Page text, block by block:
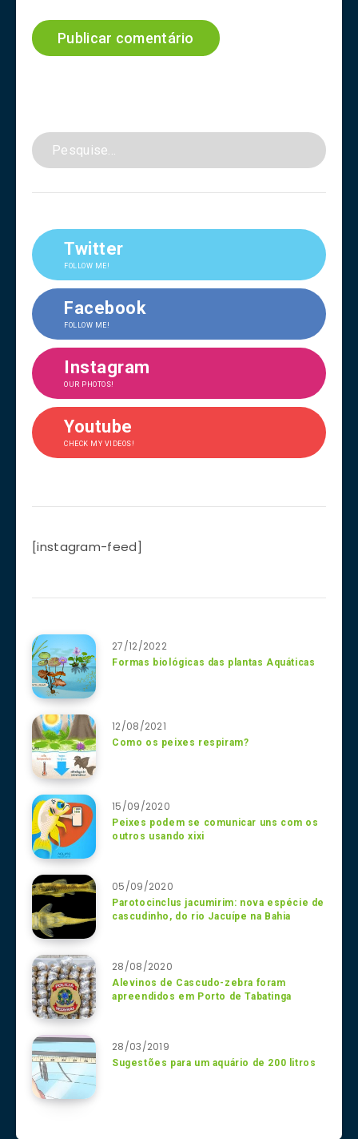
Twitter
FOLLOW ME!
Facebook
FOLLOW ME!
Instagram
OUR PHOTOS!
Youtube
CHECK MY VIDEOS!
[instagram-feed]
27/12/2022
Formas biológicas das plantas Aquáticas
12/08/2021
Como os peixes respiram?
15/09/2020
Peixes podem se comunicar uns com os
outros usando xixi
05/09/2020
Parotocinclus jacumirim: nova espécie de
cascudinho, do rio Jacuípe na Bahia
28/08/2020
Alevinos de Cascudo-zebra foram
apreendidos em Porto de Tabatinga
28/03/2019
Sugestões para um aquário de 200 litros